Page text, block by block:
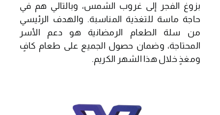
بزوغ الفجر إلى غروب الشمس، وبالتالي هم في
حاجة ماسة للتغذية المناسبة. والهدف الرئيسي
من سلة الطعام الرمضانية هو دعم الأسر
المحتاجة، وضمان حصول الجميع على طعام كافٍ
ومغذٍ خلال هذا الشهر الكريم.